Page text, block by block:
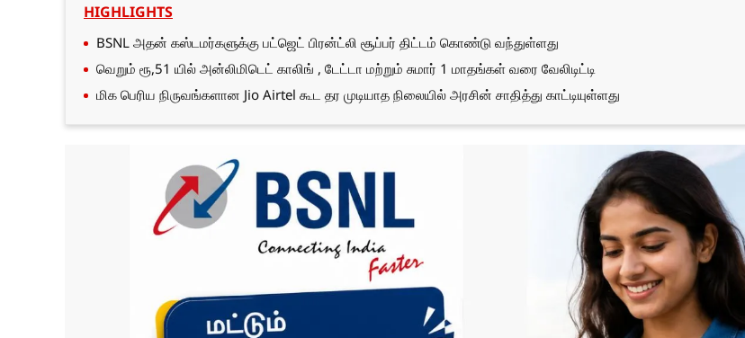
HIGHLIGHTS
BSNL அதன் கஸ்டமர்களுக்கு பட்ஜெட் பிரன்ட்லி சூப்பர் திட்டம் கொண்டு வந்துள்ளது
வெறும் ரூ,51 யில் அன்லிமிடெட் காலிங் , டேட்டா மற்றும் சுமார் 1 மாதங்கள் வரை வேலிடிட்டி
மிக பெரிய நிருவங்களான Jio Airtel கூட தர முடியாத நிலையில் அரசின் சாதித்து காட்டியுள்ளது